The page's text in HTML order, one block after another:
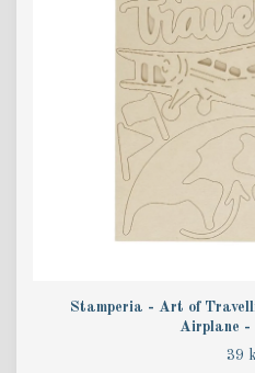
Stamperia - Art of
Airplane -
39